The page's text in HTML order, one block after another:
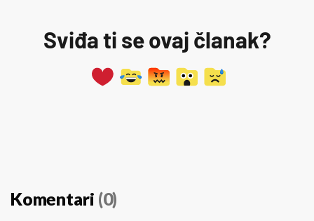
Sviđa ti se ovaj članak?
Komentari (0)